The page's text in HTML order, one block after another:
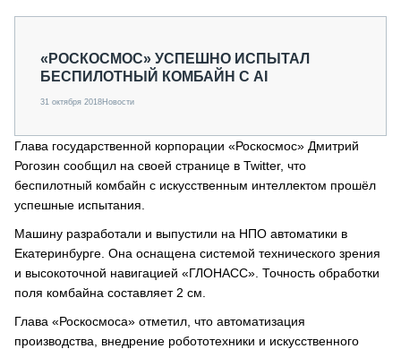
О ПРОЕКТЕ
«РОСКОСМОС» УСПЕШНО ИСПЫТАЛ
БЕСПИЛОТНЫЙ КОМБАЙН С AI
31 октября 2018Новости
Глава государственной корпорации «Роскосмос» Дмитрий
Рогозин сообщил на своей странице в Twitter, что
беспилотный комбайн с искусственным интеллектом прошёл
успешные испытания.
Машину разработали и выпустили на НПО автоматики в
Екатеринбурге. Она оснащена системой технического зрения
и высокоточной навигацией «ГЛОНАСС». Точность обработки
поля комбайна составляет 2 см.
Глава «Роскосмоса» отметил, что автоматизация
производства, внедрение робототехники и искусственного